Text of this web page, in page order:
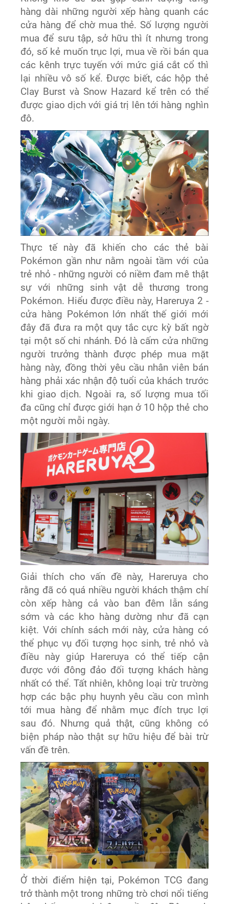
hàng dài những người xếp hàng quanh các
cửa hàng để chờ mua thẻ. Số lượng người
mua để sưu tập, sở hữu thì ít nhưng trong
đó, số kẻ muốn trục lợi, mua về rồi bán qua
các kênh trực tuyến với mức giá cắt cổ thì
lại nhiều vô số kể. Được biết, các hộp thẻ
Clay Burst và Snow Hazard kể trên có thể
được giao dịch với giá trị lên tới hàng nghìn
đô.
Thực tế này đã khiến cho các thẻ bài
Pokémon gần như nằm ngoài tầm với của
trẻ nhỏ - những người có niềm đam mê thật
sự với những sinh vật dễ thương trong
Pokémon. Hiểu được điều này, Hareruya 2 -
cửa hàng Pokémon lớn nhất thế giới mới
đây đã đưa ra một quy tắc cực kỳ bất ngờ
tại một số chi nhánh. Đó là cấm cửa những
người trưởng thành được phép mua mặt
hàng này, đồng thời yêu cầu nhân viên bán
hàng phải xác nhận độ tuổi của khách trước
khi giao dịch. Ngoài ra, số lượng mua tối
đa cũng chỉ được giới hạn ở 10 hộp thẻ cho
một người mỗi ngày.
Giải thích cho vấn đề này, Hareruya cho
rằng đã có quá nhiều người khách thậm chí
còn xếp hàng cả vào ban đêm lẫn sáng
sớm và các kho hàng dường như đã cạn
kiệt. Với chính sách mới này, cửa hàng có
thể phục vụ đối tượng học sinh, trẻ nhỏ và
điều này giúp Hareruya có thể tiếp cận
được với đông đảo đối tượng khách hàng
nhất có thể. Tất nhiên, không loại trừ trường
hợp các bậc phụ huynh yêu cầu con mình
tới mua hàng để nhằm mục đích trục lợi
sau đó. Nhưng quả thật, cũng không có
biện pháp nào thật sự hữu hiệu để bài trừ
vấn đề trên.
Ở thời điểm hiện tại, Pokémon TCG đang
trở thành một trong những trò chơi nổi tiếng